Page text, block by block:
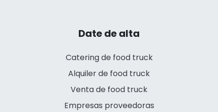
Date de alta
Catering de food truck
Alquiler de food truck
Venta de food truck
Empresas proveedoras